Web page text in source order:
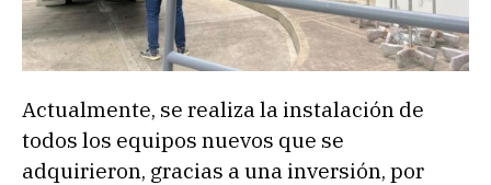
Actualmente, se realiza la instalación de
todos los equipos nuevos que se
adquirieron, gracias a una inversión, por